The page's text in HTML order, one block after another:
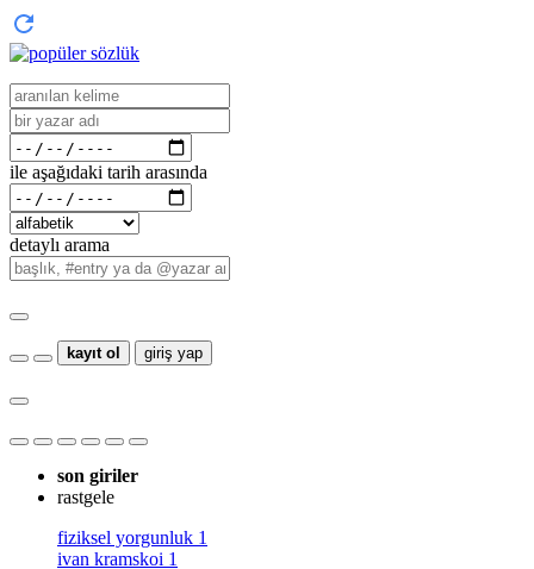
ile aşağıdaki tarih arasında
detaylı arama
kayıt ol giriş yap
son giriler
rastgele
fiziksel yorgunluk 1
ivan kramskoi 1